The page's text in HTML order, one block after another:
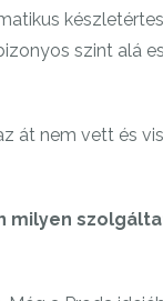
szint alá
át nem vett és
milyen